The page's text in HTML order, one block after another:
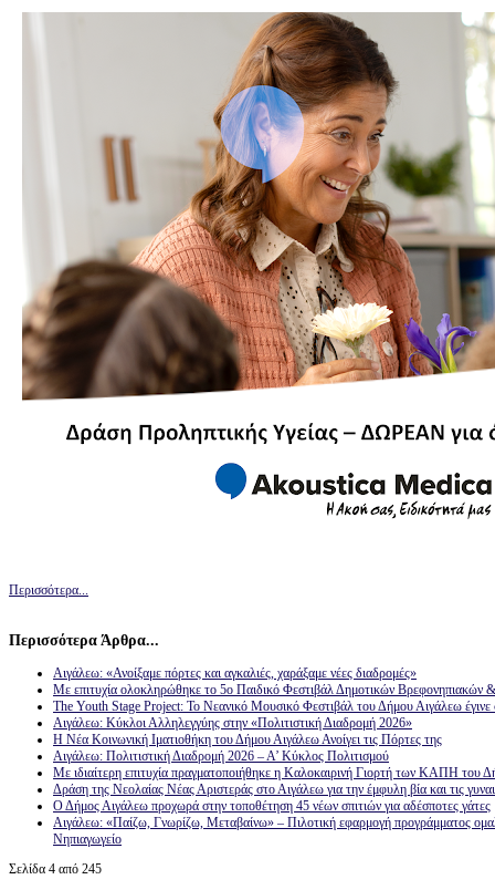
Περισσότερα...
Περισσότερα Άρθρα...
Αιγάλεω: «Ανοίξαμε πόρτες και αγκαλιές, χαράξαμε νέες διαδρομές»
Με επιτυχία ολοκληρώθηκε το 5ο Παιδικό Φεστιβάλ Δημοτικών Βρεφονηπιακών
The Youth Stage Project: Το Νεανικό Μουσικό Φεστιβάλ του Δήμου Αιγάλεω έγινε
Αιγάλεω: Κύκλοι Αλληλεγγύης στην «Πολιτιστική Διαδρομή 2026»
Η Νέα Κοινωνική Ιματιοθήκη του Δήμου Αιγάλεω Ανοίγει τις Πόρτες της
Αιγάλεω: Πολιτιστική Διαδρομή 2026 – Α’ Κύκλος Πολιτισμού
Με ιδιαίτερη επιτυχία πραγματοποιήθηκε η Καλοκαιρινή Γιορτή των ΚΑΠΗ του
Δράση της Νεολαίας Νέας Αριστεράς στο Αιγάλεω για την έμφυλη βία και τις
Ο Δήμος Αιγάλεω προχωρά στην τοποθέτηση 45 νέων σπιτιών για αδέσποτες γάτες
Αιγάλεω: «Παίζω, Γνωρίζω, Μεταβαίνω» – Πιλοτική εφαρμογή προγράμματος
Νηπιαγωγείο
Σελίδα 4 από 245